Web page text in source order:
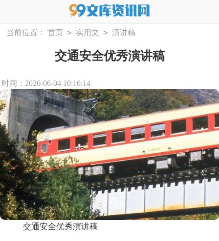
当前位置： 首页 > 实用文 > 演讲稿
交通安全优秀演讲稿
时间：2026-06-04 10:16:14
交通安全优秀演讲稿